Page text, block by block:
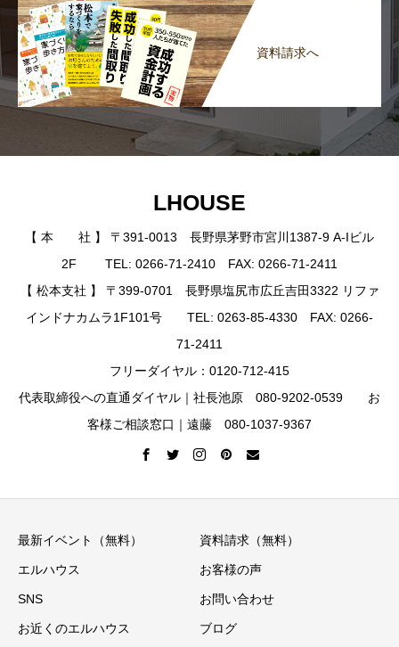
資料請求へ
LHOUSE
【 本 社 】 〒391-0013 長野県茅野市宮川1387-9 A-Iビル
2F TEL: 0266-71-2410 FAX: 0266-71-2411
【 松本支社 】 〒399-0701 長野県塩尻市広丘吉田3322 リファ
インドナカムラ1F101号 TEL: 0263-85-4330 FAX: 0266-
71-2411
フリーダイヤル：0120-712-415
代表取締役への直通ダイヤル｜社長池原 080-9202-0539 お
客様ご相談窓口｜遠藤 080-1037-9367
最新イベント（無料） 資料請求（無料）
エルハウス お客様の声
SNS お問い合わせ
お近くのエルハウス ブログ